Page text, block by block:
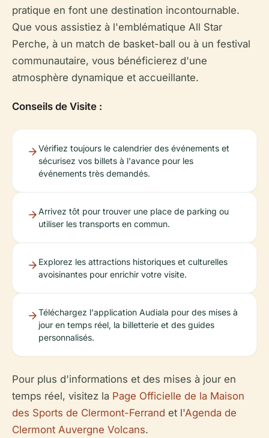
pratique en font une destination incontournable.
Que vous assistiez à l'emblématique All Star
Perche, à un match de basket-ball ou à un festival
communautaire, vous bénéficierez d'une
atmosphère dynamique et accueillante.
Conseils de Visite :
Vérifiez toujours le calendrier des événements et
sécurisez vos billets à l'avance pour les
événements très demandés.
Arrivez tôt pour trouver une place de parking ou
utiliser les transports en commun.
Explorez les attractions historiques et culturelles
avoisinantes pour enrichir votre visite.
Téléchargez l'application Audiala pour des mises à
jour en temps réel, la billetterie et des guides
personnalisés.
Pour plus d'informations et des mises à jour en
temps réel, visitez la Page Officielle de la Maison
des Sports de Clermont-Ferrand et l'Agenda de
Clermont Auvergne Volcans.